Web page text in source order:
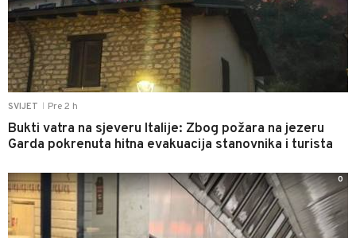
SVIJET Pre 2 h
Bukti vatra na sjeveru Italije: Zbog požara na jezeru
Garda pokrenuta hitna evakuacija stanovnika i turista
0